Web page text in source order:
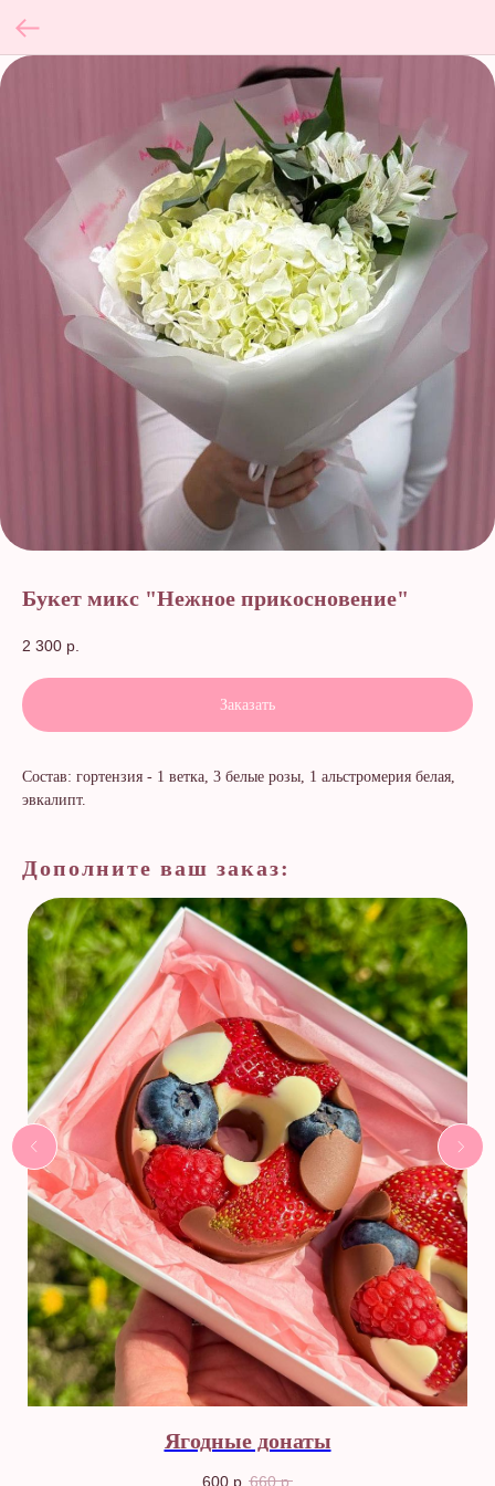
Букет микс "Нежное прикосновение"
2 300 р.
Заказать
Состав: гортензия - 1 ветка, 3 белые розы, 1 альстромерия белая,
эвкалипт.
Дополните ваш заказ:
Ягодные донаты
600 р. 660 р.